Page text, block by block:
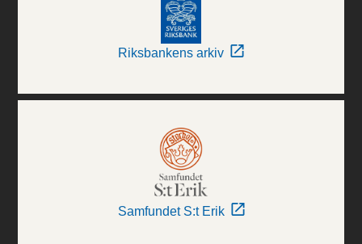
Riksbankens arkiv
Samfundet S:t Erik